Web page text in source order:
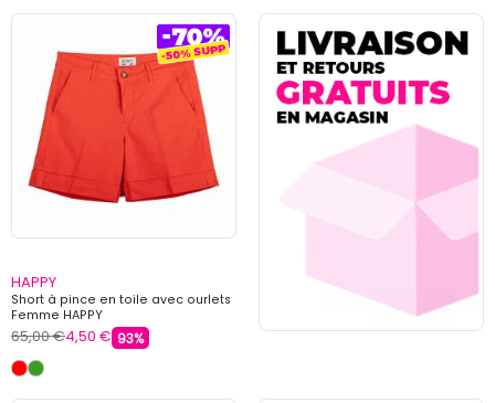
HAPPY
Short à pince en toile avec ourlets
Femme HAPPY
65,00 €4,50 € 93%